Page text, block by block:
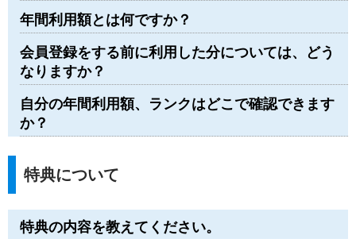
年間利用額とは何ですか？
会員登録をする前に利用した分については、どう
なりますか？
自分の年間利用額、ランクはどこで確認できます
か？
特典について
特典の内容を教えてください。